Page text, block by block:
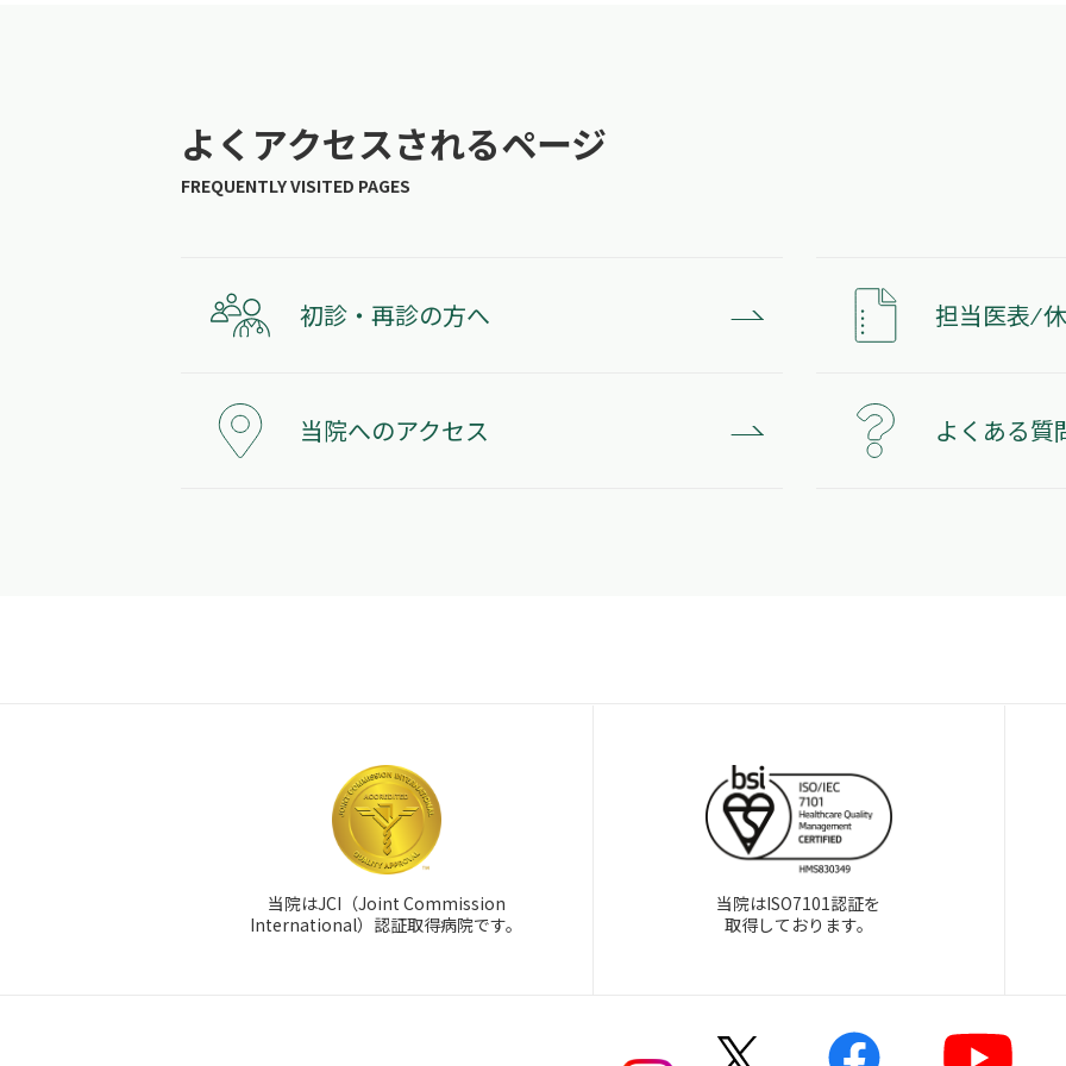
よくアクセスされるページ
初診・再診の方へ 担当医表 ⁄
当院へのアクセス よくある質
当院はJCI（Joint Commission
International）認証取得病院です。
当院はISO7101認証を
取得しております。